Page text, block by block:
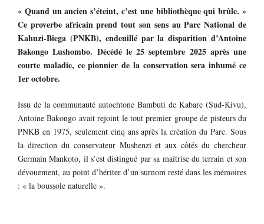
« Quand un ancien s’éteint, c’est une bibliothèque qui brûle. »
Ce proverbe africain prend tout son sens au Parc National de
Kahuzi-Biega (PNKB), endeuillé par la disparition d’Antoine
Bakongo Lushombo. Décédé le 25 septembre 2025 après une
courte maladie, ce pionnier de la conservation sera inhumé ce
1er octobre.
Issu de la communauté autochtone Bambuti de Kabare (Sud-Kivu),
Antoine Bakongo avait rejoint le tout premier groupe de pisteurs du
PNKB en 1975, seulement cinq ans après la création du Parc. Sous
la direction du conservateur Mushenzi et aux côtés du chercheur
Germain Mankoto, il s’est distingué par sa maîtrise du terrain et son
dévouement, au point d’hériter d’un surnom resté dans les mémoires
: « la boussole naturelle ».